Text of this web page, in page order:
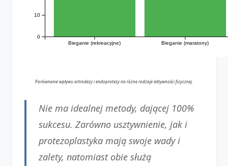
Bieganie (rekreacyjne) Bieganie (maratony)
0
10
Porównanie wpływu artrodezy i endoprotezy na różne rodzaje aktywności fizycznej.
Nie ma idealnej metody, dającej 100%
sukcesu. Zarówno usztywnienie, jak i
protezoplastyka mają swoje wady i
zalety, natomiast obie służą